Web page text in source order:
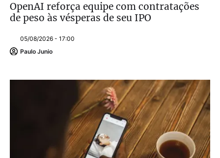
OpenAI reforça equipe com contratações
de peso às vésperas de seu IPO
05/08/2026 - 17:00
Paulo Junio